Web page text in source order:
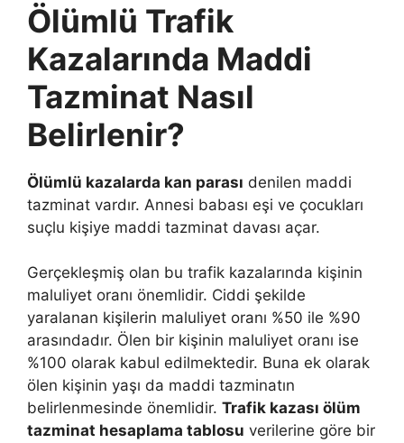
Ölümlü Trafik
Kazalarında Maddi
Tazminat Nasıl
Belirlenir?
Ölümlü kazalarda kan parası denilen maddi
tazminat vardır. Annesi babası eşi ve çocukları
suçlu kişiye maddi tazminat davası açar.
Gerçekleşmiş olan bu trafik kazalarında kişinin
maluliyet oranı önemlidir. Ciddi şekilde
yaralanan kişilerin maluliyet oranı %50 ile %90
arasındadır. Ölen bir kişinin maluliyet oranı ise
%100 olarak kabul edilmektedir. Buna ek olarak
ölen kişinin yaşı da maddi tazminatın
belirlenmesinde önemlidir. Trafik kazası ölüm
tazminat hesaplama tablosu verilerine göre bir